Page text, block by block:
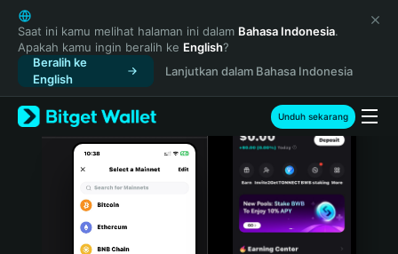
English
日本語
Tiếng Việt
Русский
Español (Latinoamérica)
Türkçe
Italiano
Português (Portugal)
Saat ini kamu melihat halaman ini dalam Bahasa Indonesia.
Apakah kamu ingin beralih ke English?
Beralih ke
English
Lanjutkan dalam Bahasa Indonesia
Unduh sekarang